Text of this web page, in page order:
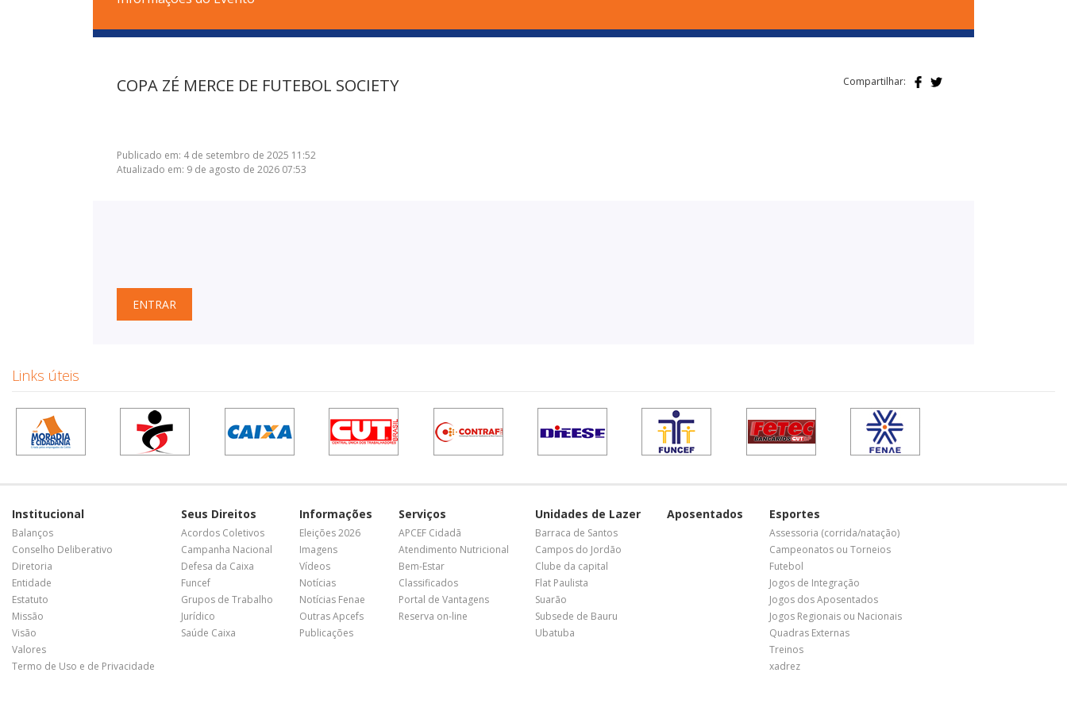
COPA ZÉ MERCE DE FUTEBOL SOCIETY Compartilhar:
Publicado em: 4 de setembro de 2025 11:52
Atualizado em: 9 de agosto de 2026 07:53
ENTRAR
Links úteis
Institucional
Balanços
Conselho Deliberativo
Diretoria
Entidade
Estatuto
Missão
Visão
Valores
Termo de Uso e de Privacidade
Seus Direitos
Acordos Coletivos
Campanha Nacional
Defesa da Caixa
Funcef
Grupos de Trabalho
Jurídico
Saúde Caixa
Informações
Eleições 2026
Imagens
Vídeos
Notícias
Notícias Fenae
Outras Apcefs
Publicações
Serviços
APCEF Cidadã
Atendimento Nutricional
Bem-Estar
Classificados
Portal de Vantagens
Reserva on-line
Unidades de Lazer
Barraca de Santos
Campos do Jordão
Clube da capital
Flat Paulista
Suarão
Subsede de Bauru
Ubatuba
Aposentados Esportes
Assessoria (corrida/natação)
Campeonatos ou Torneios
Futebol
Jogos de Integração
Jogos dos Aposentados
Jogos Regionais ou Nacionais
Quadras Externas
Treinos
xadrez